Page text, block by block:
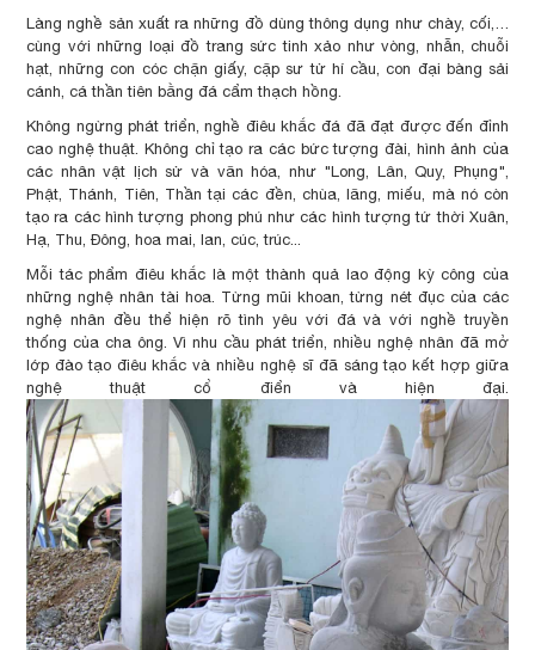
Làng nghề sản xuất ra những đồ dùng thông dụng như chày, cối,…
cùng với những loại đồ trang sức tinh xảo như vòng, nhẫn, chuỗi
hạt, những con cóc chặn giấy, cặp sư tử hí cầu, con đại bàng sải
cánh, cá thần tiên bằng đá cẩm thạch hồng.
Không ngừng phát triển, nghề điêu khắc đá đã đạt được đến đỉnh
cao nghệ thuật. Không chỉ tạo ra các bức tượng đài, hình ảnh của
các nhân vật lịch sử và văn hóa, như "Long, Lân, Quy, Phụng",
Phật, Thánh, Tiên, Thần tại các đền, chùa, lăng, miếu, mà nó còn
tạo ra các hình tượng phong phú như các hình tượng tứ thời Xuân,
Hạ, Thu, Đông, hoa mai, lan, cúc, trúc...
Mỗi tác phẩm điêu khắc là một thành quả lao động kỳ công của
những nghệ nhân tài hoa. Từng mũi khoan, từng nét đục của các
nghệ nhân đều thể hiện rõ tình yêu với đá và với nghề truyền
thống của cha ông. Vì nhu cầu phát triển, nhiều nghệ nhân đã mở
lớp đào tạo điêu khắc và nhiều nghệ sĩ đã sáng tạo kết hợp giữa
nghệ thuật cổ điển và hiện đại.